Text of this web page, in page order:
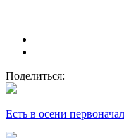
Поделиться:
Есть в осени